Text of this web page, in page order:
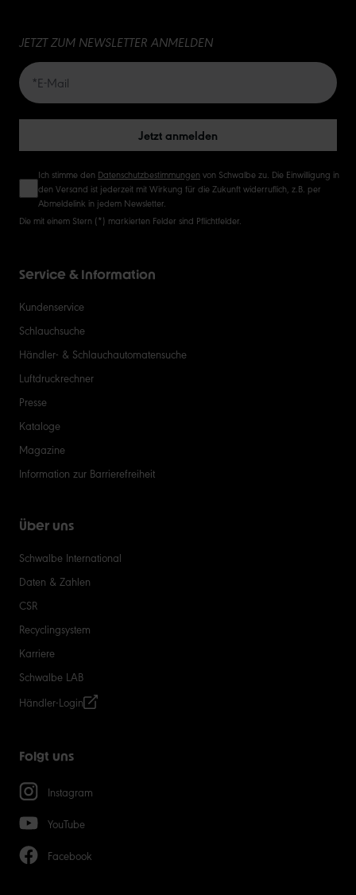
20
JETZT ZUM NEWSLETTER ANMELDEN
Jetzt anmelden
Ich stimme den Datenschutzbestimmungen von Schwalbe zu. Die Einwilligung in
den Versand ist jederzeit mit Wirkung für die Zukunft widerruflich, z.B. per
Abmeldelink in jedem Newsletter.
Die mit einem Stern (*) markierten Felder sind Pflichtfelder.
Service & Information
Kundenservice
Schlauchsuche
Händler- & Schlauchautomatensuche
Luftdruckrechner
Presse
Kataloge
Magazine
Information zur Barrierefreiheit
Über uns
Schwalbe International
Daten & Zahlen
CSR
Recyclingsystem
Karriere
Schwalbe LAB
Händler-Login
Folgt uns
Instagram
YouTube
Facebook